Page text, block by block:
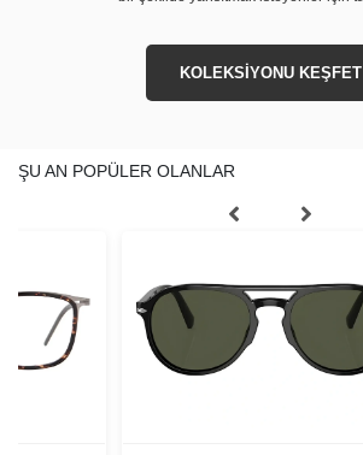
KOLEKSİYONU KEŞFET
ŞU AN POPÜLER OLANLAR